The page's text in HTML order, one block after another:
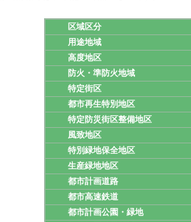
区域区分
用途地域
高度地区
防火・準防火地域
特定街区
都市再生特別地区
特定防災街区整備地区
風致地区
特別緑地保全地区
生産緑地地区
都市計画道路
都市高速鉄道
都市計画公園・緑地